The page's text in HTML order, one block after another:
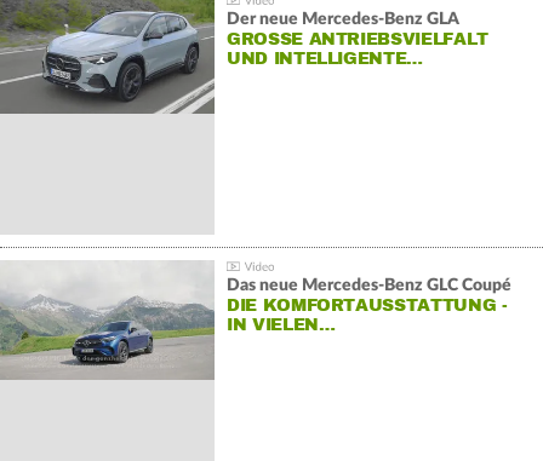
Der neue Mercedes-Benz GLA
GROSSE ANTRIEBSVIELFALT U
ND INTELLIGENTE…
Das neue Mercedes-Benz GLC Coupé
DIE KOMFORTAUSSTATTUNG -
IN VIELEN…